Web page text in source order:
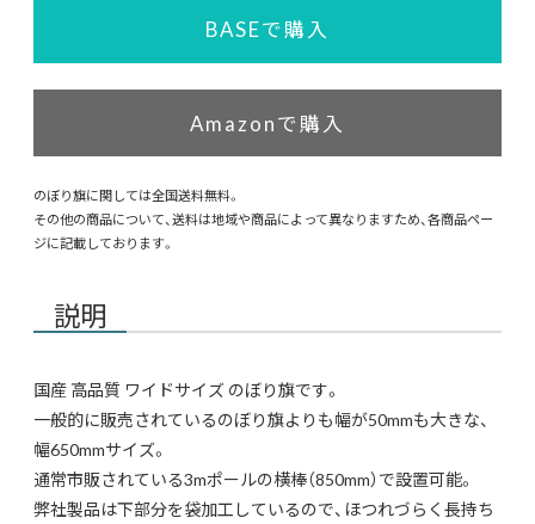
BASEで購入
Amazonで購入
のぼり旗に関しては全国送料無料。
その他の商品について、送料は地域や商品によって異なりますため、各商品ペー
ジに記載しております。
説明
国産 高品質 ワイドサイズ のぼり旗です。
一般的に販売されているのぼり旗よりも幅が50mmも大きな、
幅650mmサイズ。
通常市販されている3mポールの横棒（850mm）で設置可能。
弊社製品は下部分を袋加工しているので、ほつれづらく長持ち